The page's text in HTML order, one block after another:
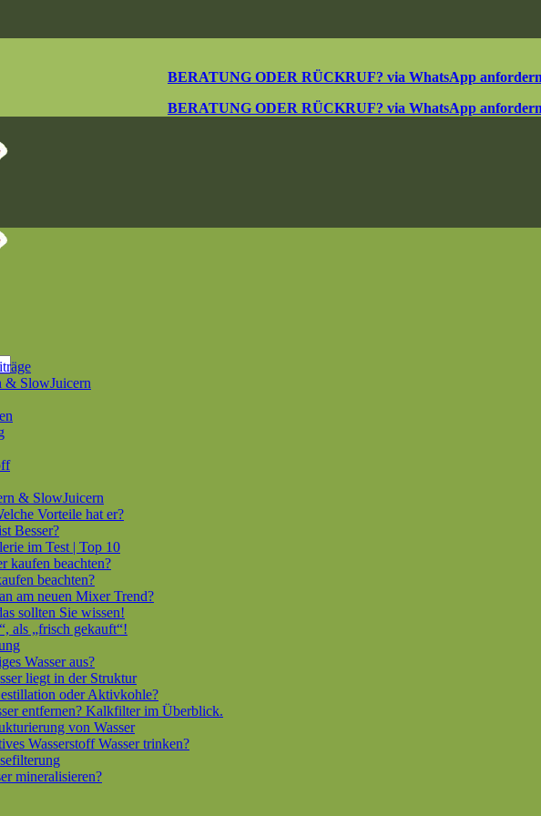
BERATUNG ODER RÜCKRUF? via WhatsApp
BERATUNG ODER RÜCKRUF? via WhatsApp
& SlowJuicern
& SlowJuicern
Vorteile hat er?
Besser?
im Test | Top 10
kaufen beachten?
beachten?
am neuen Mixer Trend?
sollten Sie wissen!
als „frisch gekauft“!
Wasser aus?
liegt in der Struktur
oder Aktivkohle?
entfernen? Kalkfilter im Überblick.
von Wasser
Wasserstoff Wasser trinken?
mineralisieren?